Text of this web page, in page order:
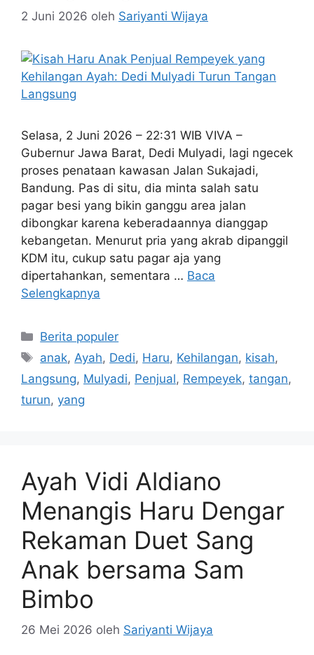
2 Juni 2026 oleh Sariyanti Wijaya
Selasa, 2 Juni 2026 – 22:31 WIB VIVA –
Gubernur Jawa Barat, Dedi Mulyadi, lagi ngecek
proses penataan kawasan Jalan Sukajadi,
Bandung. Pas di situ, dia minta salah satu
pagar besi yang bikin ganggu area jalan
dibongkar karena keberadaannya dianggap
kebangetan. Menurut pria yang akrab dipanggil
KDM itu, cukup satu pagar aja yang
dipertahankan, sementara … Baca
Selengkapnya
Kategori
Berita populer
Tag
anak, Ayah, Dedi, Haru, Kehilangan, kisah,
Langsung, Mulyadi, Penjual, Rempeyek, tangan,
turun, yang
Ayah Vidi Aldiano
Menangis Haru Dengar
Rekaman Duet Sang
Anak bersama Sam
Bimbo
26 Mei 2026 oleh Sariyanti Wijaya